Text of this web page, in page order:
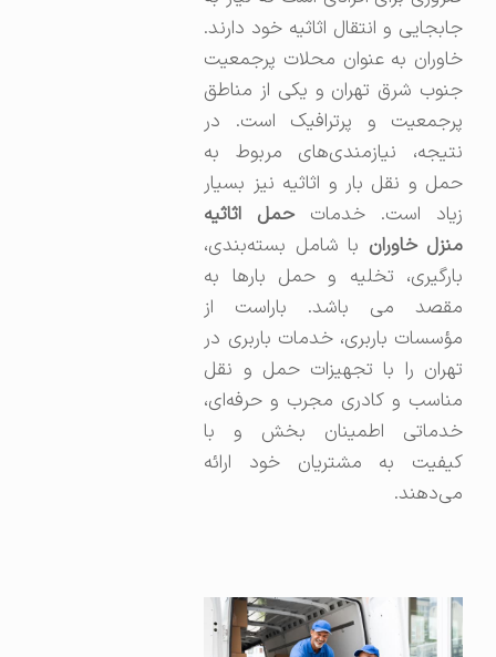
جابجایی و انتقال اثاثیه خود دارند.
خاوران به عنوان محلات پرجمعیت
جنوب شرق تهران و یکی از مناطق
پرجمعیت و پرترافیک است. در
نتیجه، نیازمندی‌های مربوط به
حمل و نقل بار و اثاثیه نیز بسیار
زیاد است. خدماتحمل اثاثیه
منزل خاورانبا شامل بسته‌بندی،
بارگیری، تخلیه و حمل بارها به
مقصد می باشد. باراست از
مؤسسات باربری، خدمات باربری در
تهران را با تجهیزات حمل و نقل
مناسب و کادری مجرب و حرفه‌ای،
خدماتی اطمینان ‌بخش و با
کیفیت به مشتریان خود ارائه
می‌دهند.